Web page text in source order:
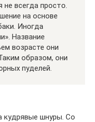
всегда просто.
на основе
Иногда
Название
возрасте они
образом, они
пуделей.
кудрявые шнуры. Со